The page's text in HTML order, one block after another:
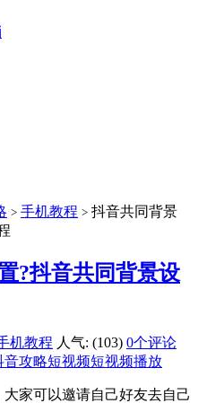
> 手机教程 > 抖音共同背景
?抖音共同背景设
机教程 人气: (103) 0个评论
音攻略短视频短视频播放
大家可以邀请自己好友去自己